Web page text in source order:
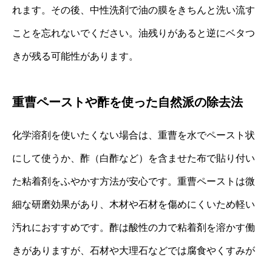
れます。その後、中性洗剤で油の膜をきちんと洗い流す
ことを忘れないでください。油残りがあると逆にベタつ
きが残る可能性があります。
重曹ペーストや酢を使った自然派の除去法
化学溶剤を使いたくない場合は、重曹を水でペースト状
にして使うか、酢（白酢など）を含ませた布で貼り付い
た粘着剤をふやかす方法が安心です。重曹ペーストは微
細な研磨効果があり、木材や石材を傷めにくいため軽い
汚れにおすすめです。酢は酸性の力で粘着剤を溶かす働
きがありますが、石材や大理石などでは腐食やくすみが